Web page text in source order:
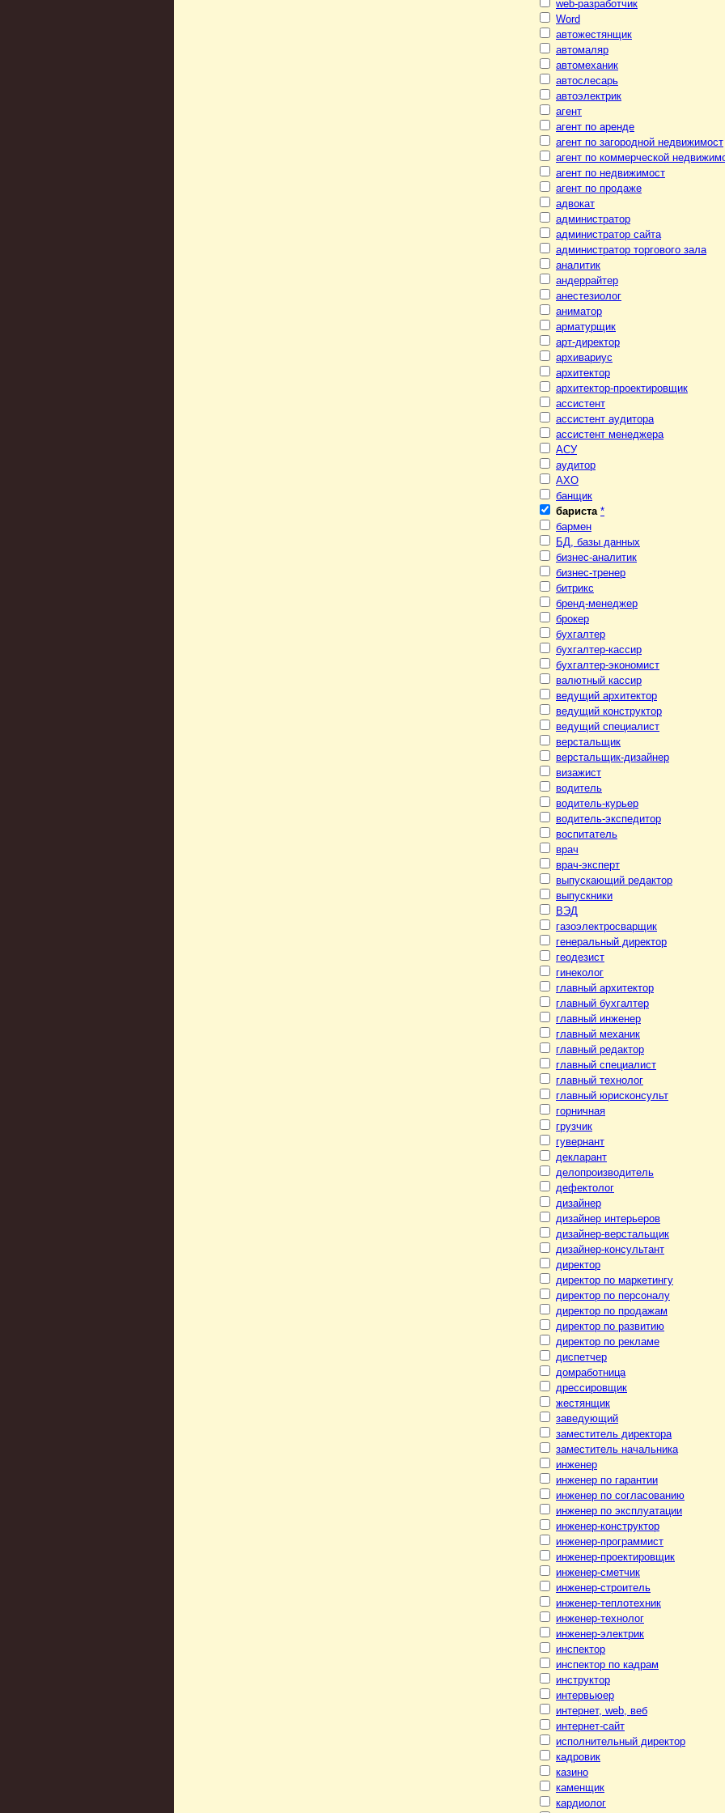
web-разработчик
Word
автожестянщик
автомаляр
автомеханик
автослесарь
автоэлектрик
агент
агент по аренде
агент по загородной недвижимост
агент по коммерческой
агент по недвижимост
агент по продаже
адвокат
администратор
администратор сайта
администратор торгового зала
аналитик
андеррайтер
анестезиолог
аниматор
арматурщик
арт-директор
архивариус
архитектор
архитектор-проектировщик
ассистент
ассистент аудитора
ассистент менеджера
АСУ
аудитор
АХО
банщик
бариста *
бармен
БД, базы данных
бизнес-аналитик
бизнес-тренер
битрикс
бренд-менеджер
брокер
бухгалтер
бухгалтер-кассир
бухгалтер-экономист
валютный кассир
ведущий архитектор
ведущий конструктор
ведущий специалист
верстальщик
верстальщик-дизайнер
визажист
водитель
водитель-курьер
водитель-экспедитор
воспитатель
врач
врач-эксперт
выпускающий редактор
выпускники
ВЭД
газоэлектросварщик
генеральный директор
геодезист
гинеколог
главный архитектор
главный бухгалтер
главный инженер
главный механик
главный редактор
главный специалист
главный технолог
главный юрисконсульт
горничная
грузчик
гувернант
декларант
делопроизводитель
дефектолог
дизайнер
дизайнер интерьеров
дизайнер-верстальщик
дизайнер-консультант
директор
директор по маркетингу
директор по персоналу
директор по продажам
директор по развитию
директор по рекламе
диспетчер
домработница
дрессировщик
жестянщик
заведующий
заместитель директора
заместитель начальника
инженер
инженер по гарантии
инженер по согласованию
инженер по эксплуатации
инженер-конструктор
инженер-программист
инженер-проектировщик
инженер-сметчик
инженер-строитель
инженер-теплотехник
инженер-технолог
инженер-электрик
инспектор
инспектор по кадрам
инструктор
интервьюер
интернет, web, веб
интернет-сайт
исполнительный директор
кадровик
казино
каменщик
кардиолог